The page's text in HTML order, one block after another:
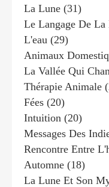
La Lune (31)
Le Langage De La
L'eau (29)
Animaux
La Vallée Qui
Thérapie Animale
Fées (20)
Intuition (20)
Messages Des
Rencontre Entre
Automne (18)
La Lune Et Son